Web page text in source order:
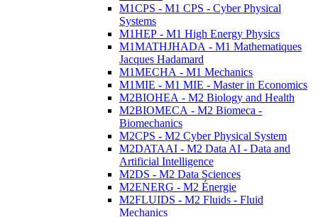
M1CPS - M1 CPS - Cyber Physical
Systems
M1HEP - M1 High Energy Physics
M1MATHJHADA - M1 Mathematiques
Jacques Hadamard
M1MECHA - M1 Mechanics
M1MIE - M1 MIE - Master in Economics
M2BIOHEA - M2 Biology and Health
M2BIOMECA - M2 Biomeca -
Biomechanics
M2CPS - M2 Cyber Physical System
M2DATAAI - M2 Data AI - Data and
Artificial Intelligence
M2DS - M2 Data Sciences
M2ENERG - M2 Énergie
M2FLUIDS - M2 Fluids - Fluid
Mechanics